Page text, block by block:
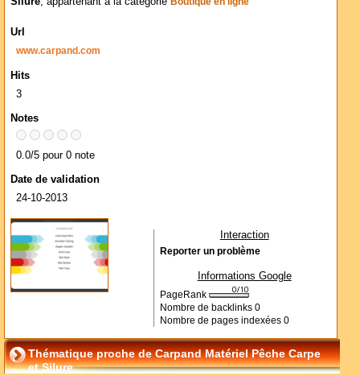
Url
www.carpand.com
Hits
3
Notes
0.0/5 pour 0 note
Date de validation
24-10-2013
Interaction
Reporter un problème
Informations Google
PageRank
Nombre de backlinks 0
Nombre de pages indexées 0
Thématique proche de Carpand Matériel Pêche Carpe
et Silure